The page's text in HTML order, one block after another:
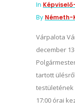
In
By Németh-
Várpalota
december
tartott
testületének
17:00 órai